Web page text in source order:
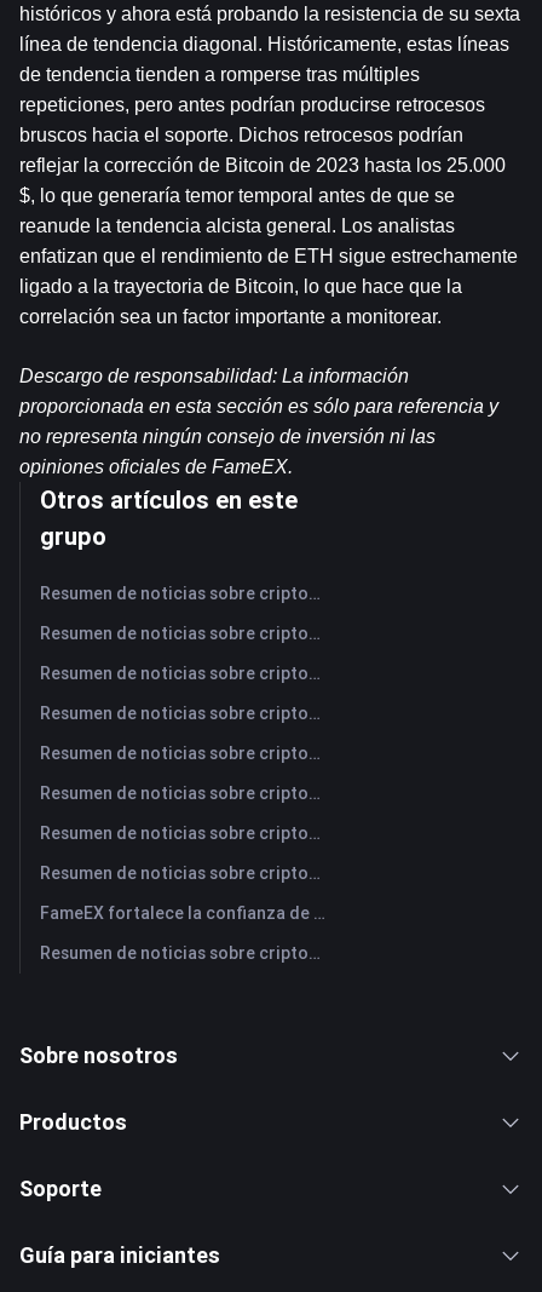
históricos y ahora está probando la resistencia de su sexta
línea de tendencia diagonal. Históricamente, estas líneas
de tendencia tienden a romperse tras múltiples
repeticiones, pero antes podrían producirse retrocesos
bruscos hacia el soporte. Dichos retrocesos podrían
reflejar la corrección de Bitcoin de 2023 hasta los 25.000
$, lo que generaría temor temporal antes de que se
reanude la tendencia alcista general. Los analistas
enfatizan que el rendimiento de ETH sigue estrechamente
ligado a la trayectoria de Bitcoin, lo que hace que la
correlación sea un factor importante a monitorear.
Descargo de responsabilidad: La información
proporcionada en esta sección es sólo para referencia y
no representa ningún consejo de inversión ni las
opiniones oficiales de FameEX.
Otros artículos en este
grupo
Resumen de noticias sobre criptomonedas de FameEX de hoy | 7 de agosto de 2026
Resumen de noticias sobre criptomonedas de FameEX de hoy | 6 de agosto de 2026
Resumen de noticias sobre criptomonedas de FameEX de hoy | 5 de agosto de 2026
Resumen de noticias sobre criptomonedas de FameEX de hoy | 4 de agosto de 2026
Resumen de noticias sobre criptomonedas de FameEX de hoy | 3 de agosto de 2026
Resumen de noticias sobre criptomonedas de FameEX de hoy | 31 de julio de 2026
Resumen de noticias sobre criptomonedas de FameEX de hoy | 30 de julio de 2026
Resumen de noticias sobre criptomonedas de FameEX de hoy | 29 de julio de 2026
FameEX fortalece la confianza de los usuarios a través de ocho años de operaciones estables y crecimiento global
Resumen de noticias sobre criptomonedas de FameEX de hoy | 28 de julio de 2026
Sobre nosotros
Productos
Soporte
Guía para iniciantes